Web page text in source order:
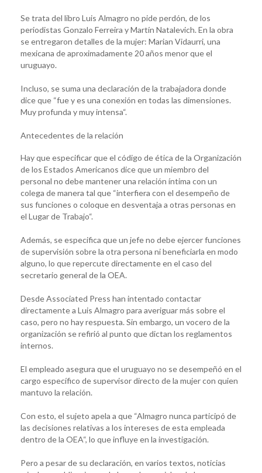
Se trata del libro Luis Almagro no pide perdón, de los
periodistas Gonzalo Ferreira y Martín Natalevich. En la obra
se entregaron detalles de la mujer: Marian Vidaurri, una
mexicana de aproximadamente 20 años menor que el
uruguayo.
Incluso, se suma una declaración de la trabajadora donde
dice que “fue y es una conexión en todas las dimensiones.
Muy profunda y muy intensa“.
Antecedentes de la relación
Hay que especificar que el código de ética de la Organización
de los Estados Americanos dice que un miembro del
personal no debe mantener una relación íntima con un
colega de manera tal que “interfiera con el desempeño de
sus funciones o coloque en desventaja a otras personas en
el Lugar de Trabajo“.
Además, se especifica que un jefe no debe ejercer funciones
de supervisión sobre la otra persona ni beneficiarla en modo
alguno, lo que repercute directamente en el caso del
secretario general de la OEA.
Desde Associated Press han intentado contactar
directamente a Luis Almagro para averiguar más sobre el
caso, pero no hay respuesta. Sin embargo, un vocero de la
organización se refirió al punto que dictan los reglamentos
internos.
El empleado asegura que el uruguayo no se desempeñó en el
cargo específico de supervisor directo de la mujer con quien
mantuvo la relación.
Con esto, el sujeto apela a que “Almagro nunca participó de
las decisiones relativas a los intereses de esta empleada
dentro de la OEA“, lo que influye en la investigación.
Pero a pesar de su declaración, en varios textos, noticias